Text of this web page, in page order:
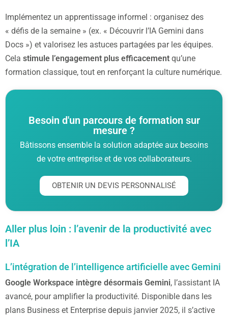
Implémentez un apprentissage informel : organisez des
« défis de la semaine » (ex. « Découvrir l’IA Gemini dans
Docs ») et valorisez les astuces partagées par les équipes.
Cela stimule l’engagement plus efficacement qu’une
formation classique, tout en renforçant la culture numérique.
Besoin d'un parcours de formation sur
mesure ?
Bâtissons ensemble la solution adaptée aux besoins
de votre entreprise et de vos collaborateurs.
OBTENIR UN DEVIS PERSONNALISÉ
Aller plus loin : l’avenir de la productivité avec
l’IA
L’intégration de l’intelligence artificielle avec Gemini
Google Workspace intègre désormais Gemini, l’assistant IA
avancé, pour amplifier la productivité. Disponible dans les
plans Business et Enterprise depuis janvier 2025, il s’active